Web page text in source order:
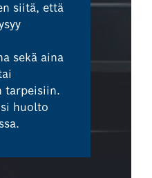
siitä, että
sekä aina
tarpeisiin.
huolto